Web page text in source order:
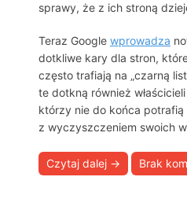
sprawy, że z ich stroną
Teraz Google wprowadza
dotkliwe kary dla stron,
często trafiają na „czarną
te dotkną również
którzy nie do końca
z wyczyszczeniem swoich
Czytaj dalej → Brak